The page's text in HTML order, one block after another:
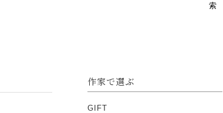
作家で選ぶ
GIFT